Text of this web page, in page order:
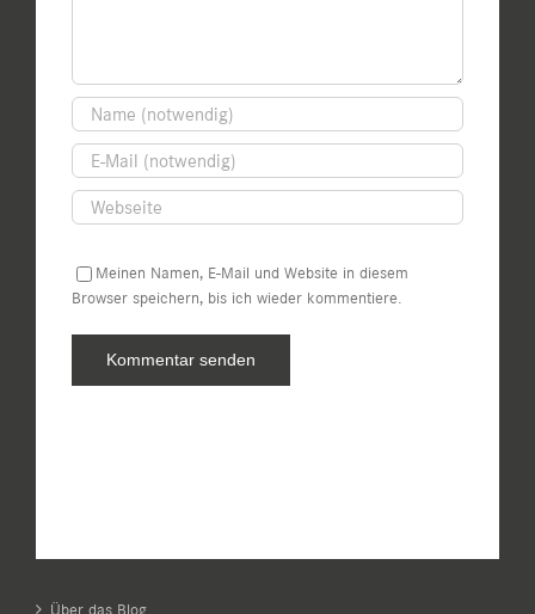
Meinen Namen, E-Mail und Website in diesem
Browser speichern, bis ich wieder kommentiere.
Über das Blog